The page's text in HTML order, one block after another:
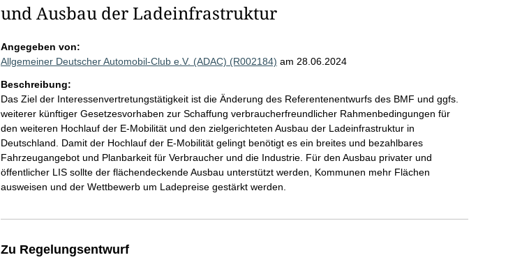
und Ausbau der Ladeinfrastruktur
Angegeben von:
Allgemeiner Deutscher Automobil-Club e.V. (ADAC) (R002184) am 28.06.2024
Beschreibung:
Das Ziel der Interessenvertretungstätigkeit ist die Änderung des Referentenentwurfs des BMF und ggfs.
weiterer künftiger Gesetzesvorhaben zur Schaffung verbraucherfreundlicher Rahmenbedingungen für
den weiteren Hochlauf der E-Mobilität und den zielgerichteten Ausbau der Ladeinfrastruktur in
Deutschland. Damit der Hochlauf der E-Mobilität gelingt benötigt es ein breites und bezahlbares
Fahrzeugangebot und Planbarkeit für Verbraucher und die Industrie. Für den Ausbau privater und
öffentlicher LIS sollte der flächendeckende Ausbau unterstützt werden, Kommunen mehr Flächen
ausweisen und der Wettbewerb um Ladepreise gestärkt werden.
Zu Regelungsentwurf